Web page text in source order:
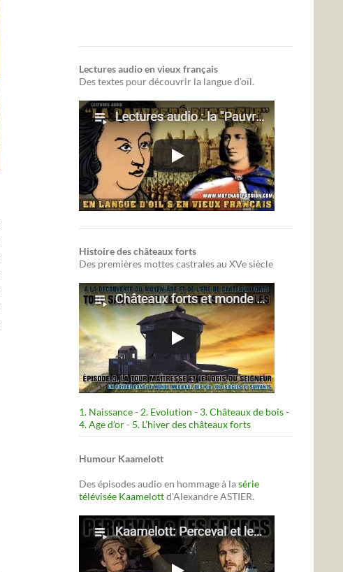
Lectures audio en vieux français
Des textes pour découvrir la langue d'oïl.
Histoire des châteaux forts
Des premières mottes castrales au XVe siècle
1. Naissance- 2. Evolution - 3. Châteaux de bois-
4. Age d’or- 5. L’hiver des châteaux forts
Humour Kaamelott
Des épisodes audio en hommage à lasérie
télévisée Kaamelottd'Alexandre ASTIER.